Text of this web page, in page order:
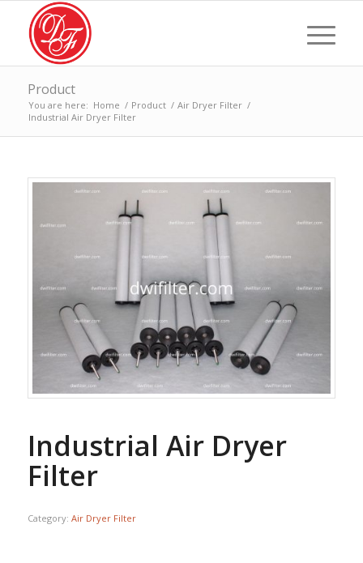
Product
You are here: Home / Product / Air Dryer Filter /
Industrial Air Dryer Filter
Industrial Air Dryer
Filter
Category: Air Dryer Filter